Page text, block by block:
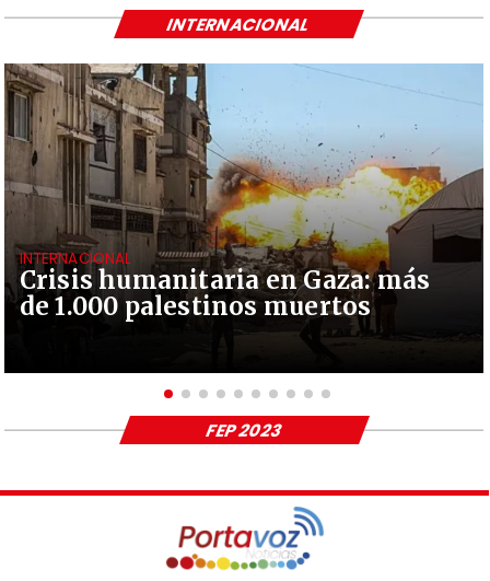
Crisis humanitaria en Gaza: más
de 1.000 palestinos muertos
INTERNACIONAL
INTERNACIONAL
FEP 2023